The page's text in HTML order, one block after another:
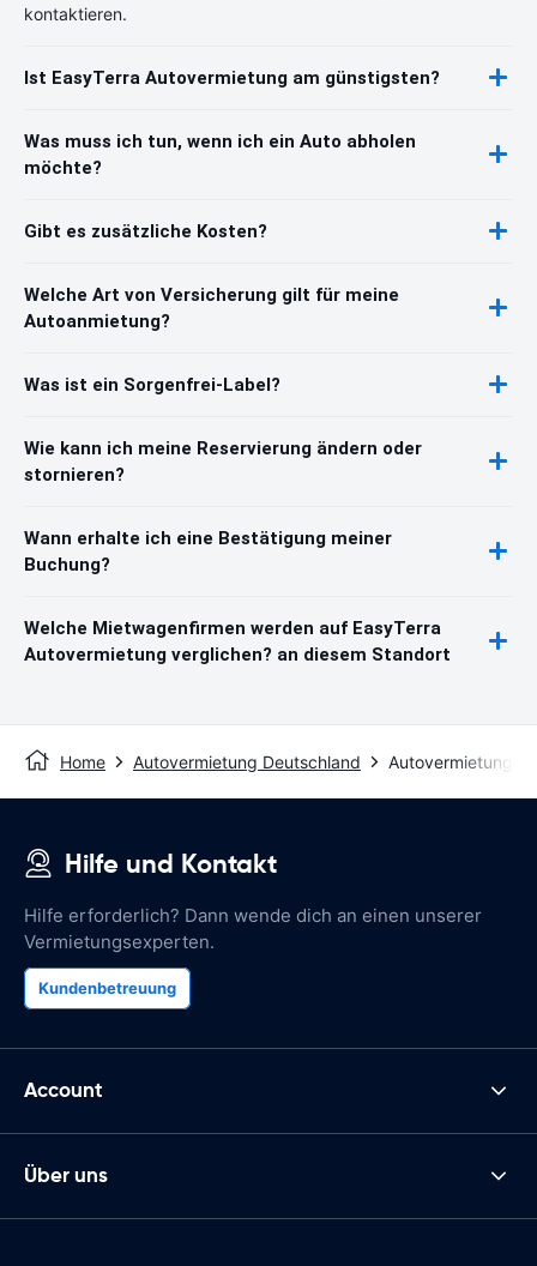
kontaktieren.
Ist EasyTerra Autovermietung am günstigsten?
Was muss ich tun, wenn ich ein Auto abholen
möchte?
Gibt es zusätzliche Kosten?
Welche Art von Versicherung gilt für meine
Autoanmietung?
Was ist ein Sorgenfrei-Label?
Wie kann ich meine Reservierung ändern oder
stornieren?
Wann erhalte ich eine Bestätigung meiner
Buchung?
Welche Mietwagenfirmen werden auf EasyTerra
Autovermietung verglichen? an diesem Standort
Home Autovermietung Deutschland Autovermietung
Hilfe und Kontakt
Hilfe erforderlich? Dann wende dich an einen unserer
Vermietungsexperten.
Kundenbetreuung
Account
Über uns